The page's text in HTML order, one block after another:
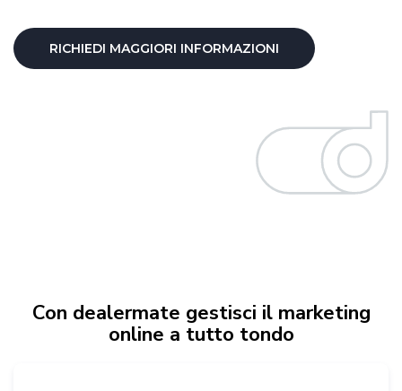
RICHIEDI MAGGIORI INFORMAZIONI
Con dealermate gestisci il marketing
online a tutto tondo